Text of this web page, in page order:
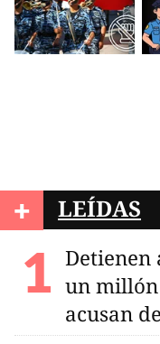
+ LEÍDAS
Detienen
un millón
acusan